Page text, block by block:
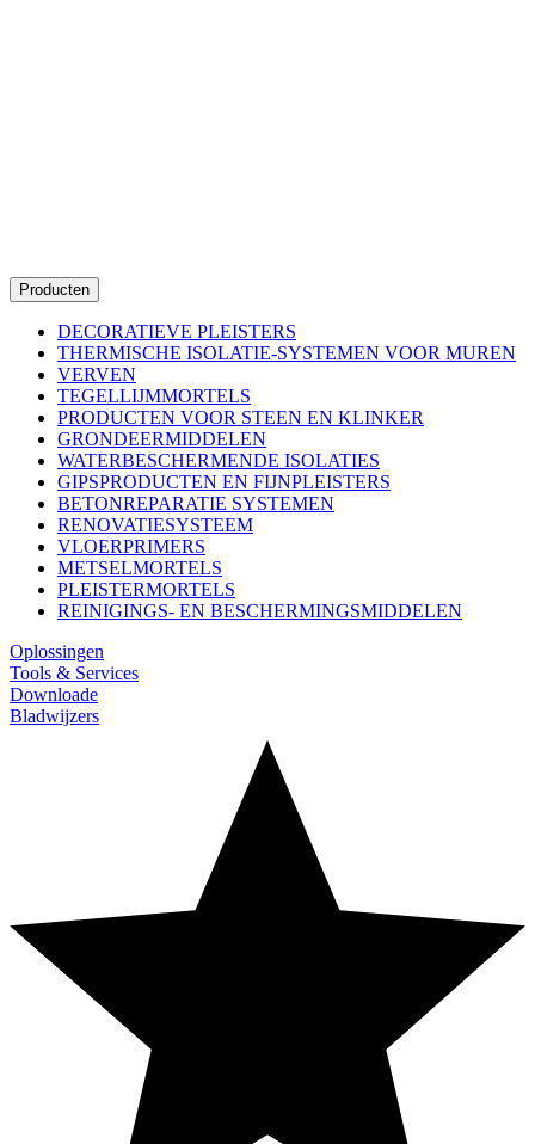
Producten
DECORATIEVE PLEISTERS
THERMISCHE ISOLATIE-SYSTEMEN VOOR MUREN
VERVEN
TEGELLIJMMORTELS
PRODUCTEN VOOR STEEN EN KLINKER
GRONDEERMIDDELEN
WATERBESCHERMENDE ISOLATIES
GIPSPRODUCTEN EN FIJNPLEISTERS
BETONREPARATIE SYSTEMEN
RENOVATIESYSTEEM
VLOERPRIMERS
METSELMORTELS
PLEISTERMORTELS
REINIGINGS- EN BESCHERMINGSMIDDELEN
Oplossingen
Tools & Services
Downloade
Bladwijzers